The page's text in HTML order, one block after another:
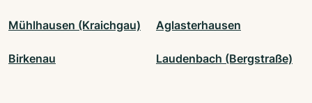
Mühlhausen (Kraichgau) Aglasterhausen
Birkenau Laudenbach (Bergstraße)